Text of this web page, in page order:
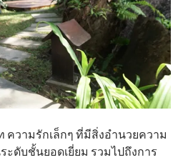
ความรักเล็กๆ ที่มีสิ่งอำนวยความ
ะดับชั้นยอดเยี่ยม รวมไปถึงการ